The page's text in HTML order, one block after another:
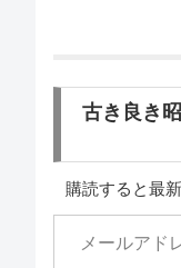
古き良き
購読すると最